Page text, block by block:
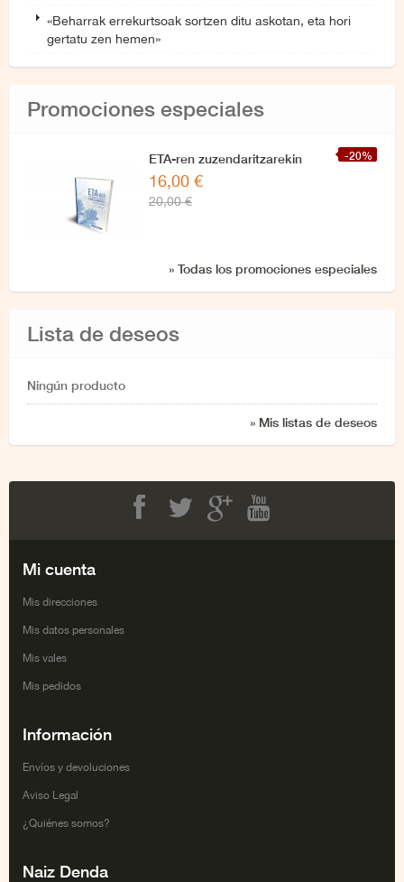
«Beharrak errekurtsoak sortzen ditu askotan, eta hori
gertatu zen hemen»
Promociones especiales
-20%
ETA-ren zuzendaritzarekin
azken elkarrizketa
16,00 €
20,00 €
» Todas los promociones especiales
Lista de deseos
Ningún producto
» Mis listas de deseos
Mi cuenta
Mis direcciones
Mis datos personales
Mis vales
Mis pedidos
Información
Envíos y devoluciones
Aviso Legal
¿Quiénes somos?
Naiz Denda